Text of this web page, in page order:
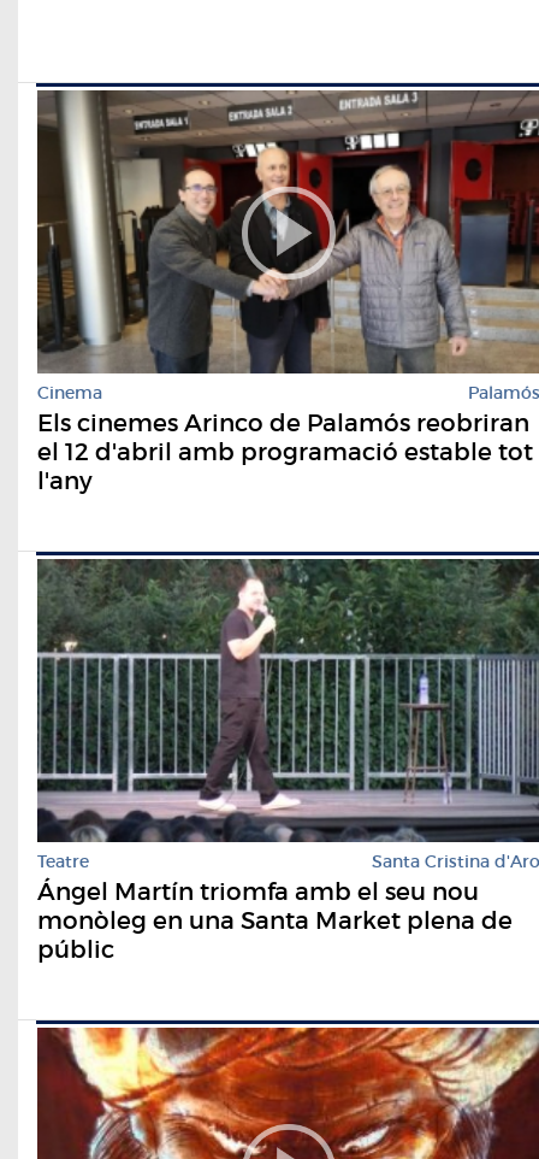
Cinema Palamós
Els cinemes Arinco de Palamós reobriran
el 12 d'abril amb programació estable tot
l'any
Teatre Santa Cristina d'Aro
Ángel Martín triomfa amb el seu nou
monòleg en una Santa Market plena de
públic